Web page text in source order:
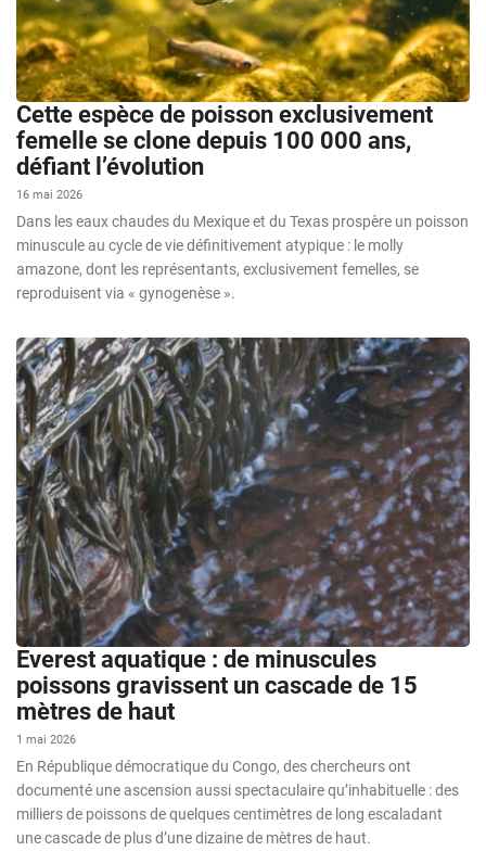
Cette espèce de poisson exclusivement
femelle se clone depuis 100 000 ans,
défiant l’évolution
16 mai 2026
Dans les eaux chaudes du Mexique et du Texas prospère un poisson
minuscule au cycle de vie définitivement atypique : le molly
amazone, dont les représentants, exclusivement femelles, se
reproduisent via « gynogenèse ».
Everest aquatique : de minuscules
poissons gravissent un cascade de 15
mètres de haut
1 mai 2026
En République démocratique du Congo, des chercheurs ont
documenté une ascension aussi spectaculaire qu’inhabituelle : des
milliers de poissons de quelques centimètres de long escaladant
une cascade de plus d’une dizaine de mètres de haut.